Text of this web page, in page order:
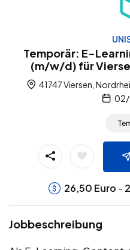
Temporär: E-
(m/w/d) für
41747 Viersen,
26,50 Euro -
Jobbeschreibung